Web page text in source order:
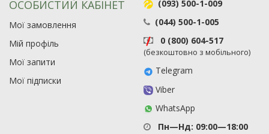
ОСОБИСТИЙ КАБІНЕТ
Мої замовлення
Мій профіль
Мої запити
Мої підписки
(093) 500-1-009
(044) 500-1-005
0 (800) 604-517
(безкоштовно з мобільного)
Telegram
Viber
WhatsApp
Пн—Нд: 09:00—18:00